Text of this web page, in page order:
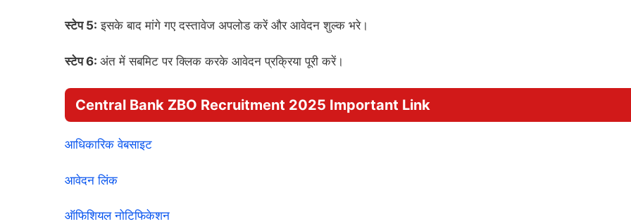
स्टेप 5: इसके बाद मांगे गए दस्तावेज अपलोड करें और आवेदन शुल्क भरे।
स्टेप 6: अंत में सबमिट पर क्लिक करके आवेदन प्रक्रिया पूरी करें।
Central Bank ZBO Recruitment 2025 Important Link
आधिकारिक वेबसाइट
आवेदन लिंक
ऑफिशियल नोटिफिकेशन